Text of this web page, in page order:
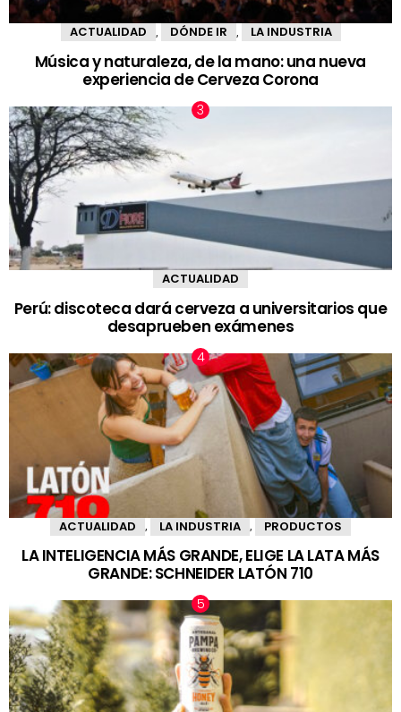
ACTUALIDAD DÓNDE IR LA INDUSTRIA
Música y naturaleza, de la mano: una nueva
experiencia de Cerveza Corona
ACTUALIDAD
Perú: discoteca dará cerveza a universitarios que
desaprueben exámenes
ACTUALIDAD , LA INDUSTRIA , PRODUCTOS
LA INTELIGENCIA MÁS GRANDE, ELIGE LA LATA MÁS
GRANDE: SCHNEIDER LATÓN 710